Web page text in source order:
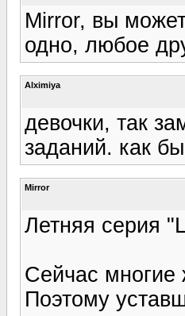
Mirror, вы
одно, любое
Alximiya
девочки, так
заданий. как
Mirror
Летняя серия
Сейчас многие
Поэтому